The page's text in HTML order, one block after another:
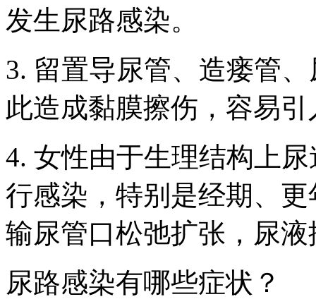
发生尿路感染。
3. 留置导尿管、造瘘管
此造成黏膜擦伤，容易
4. 女性由于生理结构上
行感染，特别是经期、
输尿管口松弛扩张，尿
尿路感染有哪些症状？